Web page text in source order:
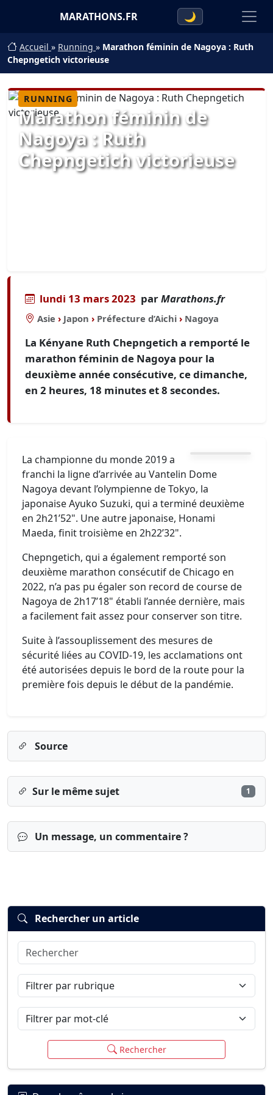
MARATHONS.FR 🌙
Accueil » Running » Marathon féminin de Nagoya : Ruth
Chepngetich victorieuse
RUNNING
Marathon féminin de
Nagoya : Ruth
Chepngetich victorieuse
lundi 13 mars 2023 parMarathons.fr
Asie › Japon › Préfecture d’Aichi › Nagoya
La Kényane Ruth Chepngetich a remporté le
marathon féminin de Nagoya pour la
deuxième année consécutive, ce dimanche,
en 2 heures, 18 minutes et 8 secondes.
La championne du monde 2019 a
franchi la ligne d’arrivée au Vantelin Dome
Nagoya devant l’olympienne de Tokyo, la
japonaise Ayuko Suzuki, qui a terminé deuxième
en 2h21’52". Une autre japonaise, Honami
Maeda, finit troisième en 2h22’32".
Chepngetich, qui a également remporté son
deuxième marathon consécutif de Chicago en
2022, n’a pas pu égaler son record de course de
Nagoya de 2h17’18" établi l’année dernière, mais
a facilement fait assez pour conserver son titre.
Suite à l’assouplissement des mesures de
sécurité liées au COVID-19, les acclamations ont
été autorisées depuis le bord de la route pour la
première fois depuis le début de la pandémie.
Source
Sur le même sujet 1
Un message, un commentaire ?
Connexion
Rechercher un article
Rechercher
Filtrer par rubrique
Filtrer par mot-clé
Rechercher